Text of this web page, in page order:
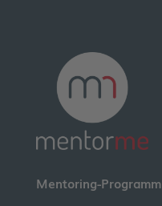
Mentoring-Programm